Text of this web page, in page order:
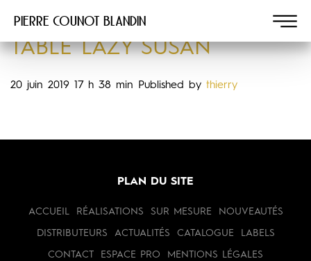
Pierre COUNOT BLANDIN
TABLE LAZY SUSAN
20 juin 2019 17 h 38 min Published by thierry
PLAN DU SITE
ACCUEIL RÉALISATIONS SUR MESURE NOUVEAUTÉS
DISTRIBUTEURS ACTUALITÉS CATALOGUE LABELS
CONTACT ESPACE PRO MENTIONS LÉGALES